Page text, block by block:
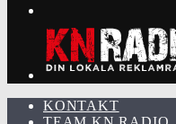
KONTAKT